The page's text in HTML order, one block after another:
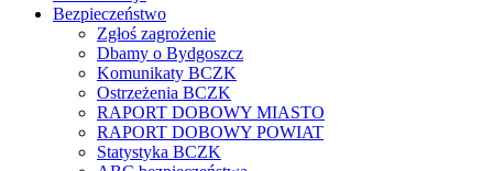
Bezpieczeństwo
Zgłoś zagrożenie
Dbamy o Bydgoszcz
Komunikaty BCZK
Ostrzeżenia BCZK
RAPORT DOBOWY MIASTO
RAPORT DOBOWY POWIAT
Statystyka BCZK